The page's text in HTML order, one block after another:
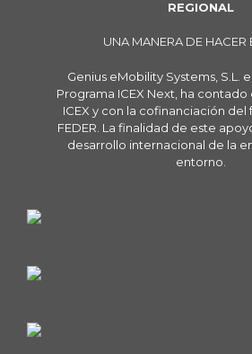
REGIONAL
UNA MANERA DE HACER
Genius eMobility Systems, S.L.
Programa ICEX Next, ha
ICEX y con la cofinanciación
FEDER. La finalidad de este
desarrollo internacional de la
entorno.